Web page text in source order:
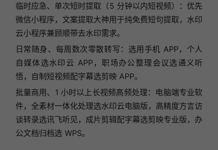
临时应急、单次短时提取（5 分钟以内短视频）：优先
微信小程序，文案提取大神用于纯免费短句提取，水印
云小程序兼顾顺带去水印需求。
日常随身、每周数次零散转写：选用手机 APP，个人
自媒体选水印云 APP，职场办公整理会议选通义听
悟，自制短视频配字幕选剪映 APP。
批量商用、1 小时以上长视频高频处理：电脑端专业软
件，全素材一体化处理选水印云电脑版，高精度方言访
谈转录选讯飞听见，成片剪辑配字幕选剪映专业版，办
公文档归档选 WPS。